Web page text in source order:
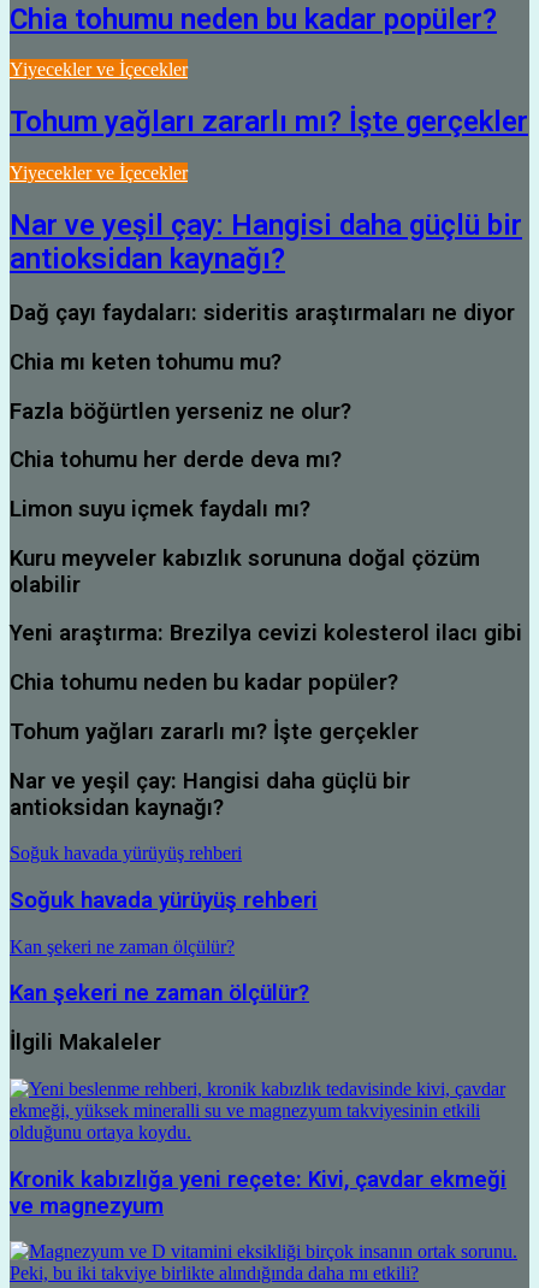
Chia tohumu neden bu kadar popüler?
Yiyecekler ve İçecekler
Tohum yağları zararlı mı? İşte gerçekler
Yiyecekler ve İçecekler
Nar ve yeşil çay: Hangisi daha güçlü bir
antioksidan kaynağı?
Dağ çayı faydaları: sideritis araştırmaları ne diyor
Chia mı keten tohumu mu?
Fazla böğürtlen yerseniz ne olur?
Chia tohumu her derde deva mı?
Limon suyu içmek faydalı mı?
Kuru meyveler kabızlık sorununa doğal çözüm
olabilir
Yeni araştırma: Brezilya cevizi kolesterol ilacı gibi
Chia tohumu neden bu kadar popüler?
Tohum yağları zararlı mı? İşte gerçekler
Nar ve yeşil çay: Hangisi daha güçlü bir
antioksidan kaynağı?
Soğuk havada yürüyüş rehberi
Soğuk havada yürüyüş rehberi
Kan şekeri ne zaman ölçülür?
Kan şekeri ne zaman ölçülür?
İlgili Makaleler
Kronik kabızlığa yeni reçete: Kivi, çavdar ekmeği
ve magnezyum